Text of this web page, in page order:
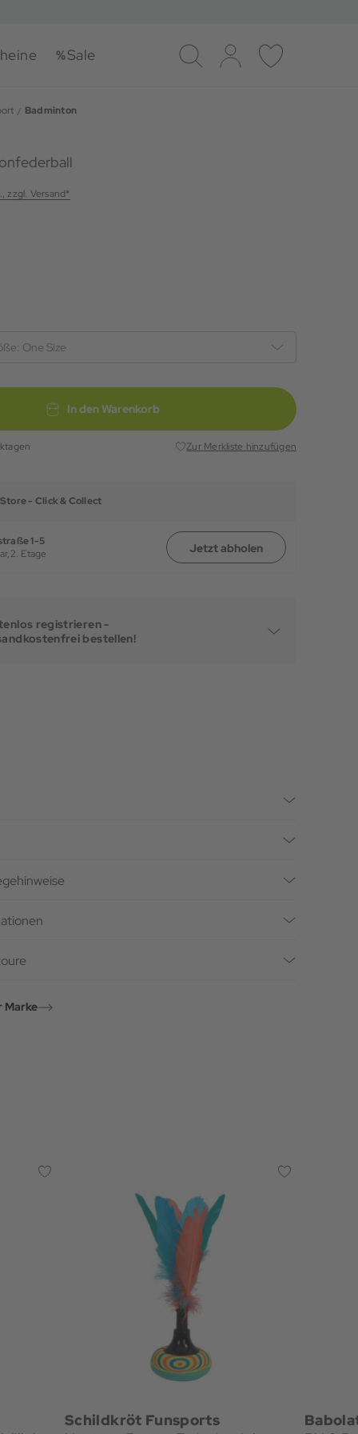
Sale
Suche Log-in Merkliste
Badminton
zzgl. Versand*
One Size
In den Warenkorb
Zur Merkliste hinzufügen
- Click & Collect
1-5
2. Etage Jetzt abholen
registrieren -
bestellen!
Marke
Schildkröt Funsports